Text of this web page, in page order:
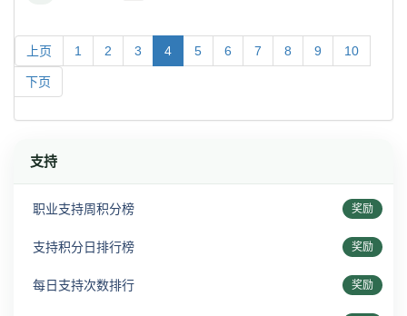
上页 1 2 3 4 5 6 7 8 9 10
下页
支持
职业支持周积分榜 奖励
支持积分日排行榜 奖励
每日支持次数排行 奖励